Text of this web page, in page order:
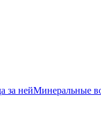
за нейМинеральные